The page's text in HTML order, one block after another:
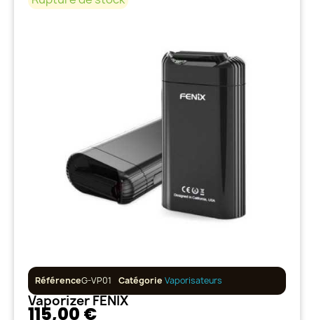
RéférenceG-VP01 Catégorie Vaporisateurs
Vaporizer FENIX
115,00 €